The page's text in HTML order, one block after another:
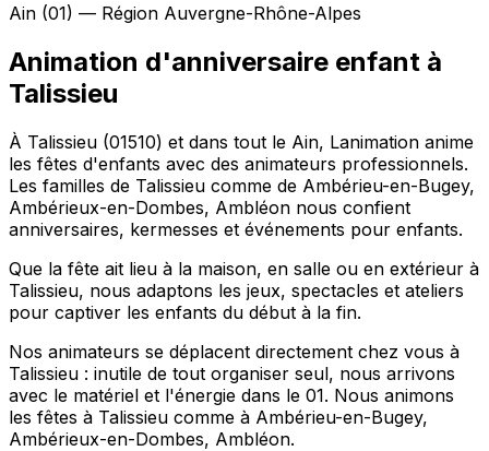
Ain (01) — Région Auvergne-Rhône-Alpes
Animation d'anniversaire enfant à
Talissieu
À Talissieu (01510) et dans tout le Ain, Lanimation anime
les fêtes d'enfants avec des animateurs professionnels.
Les familles de Talissieu comme de Ambérieu-en-Bugey,
Ambérieux-en-Dombes, Ambléon nous confient
anniversaires, kermesses et événements pour enfants.
Que la fête ait lieu à la maison, en salle ou en extérieur à
Talissieu, nous adaptons les jeux, spectacles et ateliers
pour captiver les enfants du début à la fin.
Nos animateurs se déplacent directement chez vous à
Talissieu : inutile de tout organiser seul, nous arrivons
avec le matériel et l'énergie dans le 01. Nous animons
les fêtes à Talissieu comme à Ambérieu-en-Bugey,
Ambérieux-en-Dombes, Ambléon.